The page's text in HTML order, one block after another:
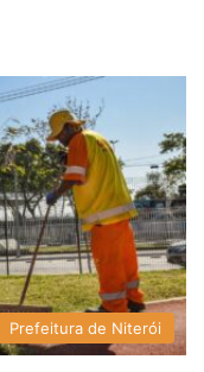
Prefeitura de Niterói